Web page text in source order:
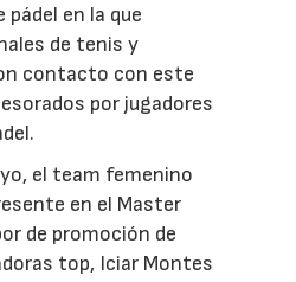
en la que
de tenis y
contacto con este
por jugadores
el team femenino
en el Master
de promoción de
top, Iciar Montes